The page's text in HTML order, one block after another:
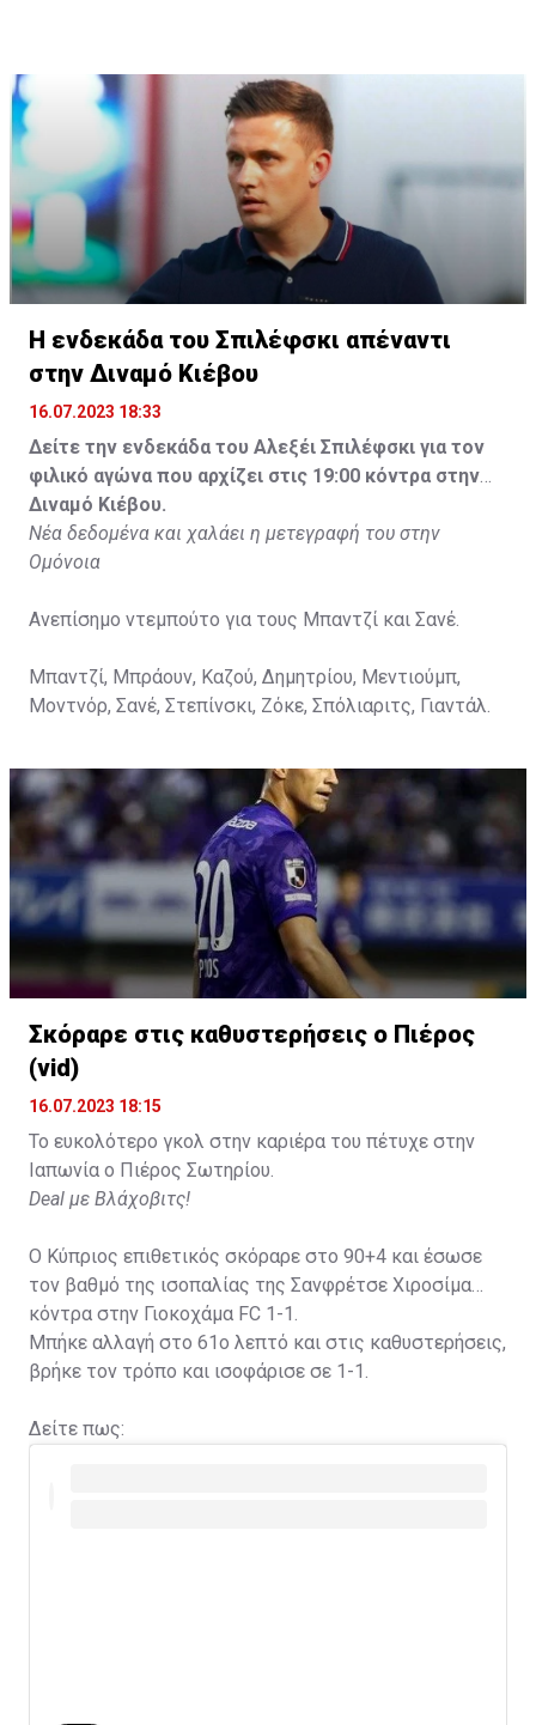
Η ενδεκάδα του Σπιλέφσκι απέναντι
στην Διναμό Κιέβου
16.07.2023 18:33
Δείτε την ενδεκάδα του Αλεξέι Σπιλέφσκι για τον
φιλικό αγώνα που αρχίζει στις 19:00 κόντρα στην
Διναμό Κιέβου.
Νέα δεδομένα και χαλάει η μετεγραφή του στην
Ομόνοια
Ανεπίσημο ντεμπούτο για τους Μπαντζί και Σανέ.
Μπαντζί, Μπράουν, Καζού, Δημητρίου, Μεντιούμπ,
Μοντνόρ, Σανέ, Στεπίνσκι, Ζόκε, Σπόλιαριτς, Γιαντάλ.
Σκόραρε στις καθυστερήσεις ο Πιέρος
(vid)
16.07.2023 18:15
Το ευκολότερο γκολ στην καριέρα του πέτυχε στην
Ιαπωνία ο Πιέρος Σωτηρίου.
Deal με Βλάχοβιτς!
Ο Κύπριος επιθετικός σκόραρε στο 90+4 και έσωσε
τον βαθμό της ισοπαλίας της Σανφρέτσε Χιροσίμα
κόντρα στην Γιοκοχάμα FC 1-1.
Μπήκε αλλαγή στο 61ο λεπτό και στις καθυστερήσεις,
βρήκε τον τρόπο και ισοφάρισε σε 1-1.
Δείτε πως: